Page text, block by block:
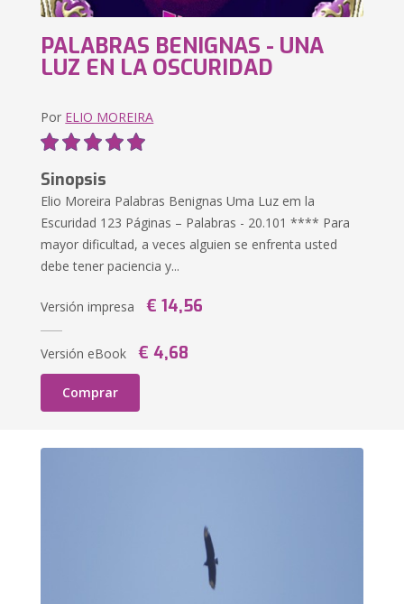
PALABRAS BENIGNAS - UNA
LUZ EN LA OSCURIDAD
Por ELIO MOREIRA
Sinopsis
Elio Moreira Palabras Benignas Uma Luz em la
Escuridad 123 Páginas – Palabras - 20.101 **** Para
mayor dificultad, a veces alguien se enfrenta usted
debe tener paciencia y...
Versión impresa € 14,56
Versión eBook € 4,68
Comprar